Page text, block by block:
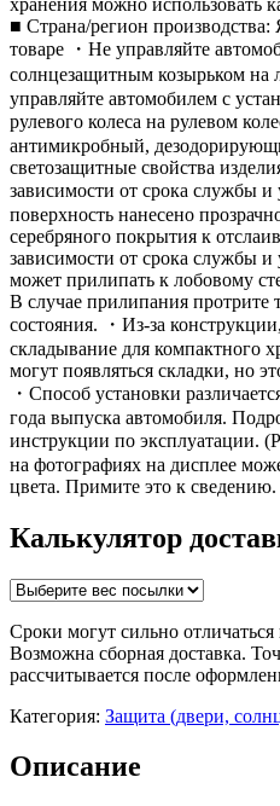
■ Страна/регион
товаре ・Не управляйте
солнцезащитным козырьком на
управляйте автомобилем с
рулевого колеса на рулевом
антимикробный,
светозащитные свойства
зависимости от срока службы
поверхность нанесено
серебряного покрытия к
зависимости от срока службы
может прилипать к лобовому
В случае прилипания протрите
состояния. ・Из-за
складывание для компактного
могут появляться складки, но
・Способ установки
года выпуска автомобиля.
инструкции по эксплуатации.
на фотографиях на дисплее
цвета. Примите это к сведению.
Калькулятор
Сроки могут сильно
Возможна сборная доставка.
рассчитывается после
Категория: Защита (двери,
Описание